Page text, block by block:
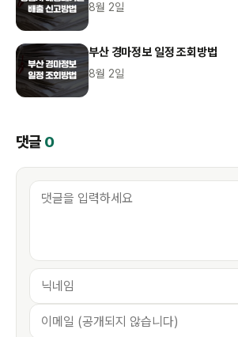
8월 2일
부산 경마정보 일정 조회방법
8월 2일
댓글 0